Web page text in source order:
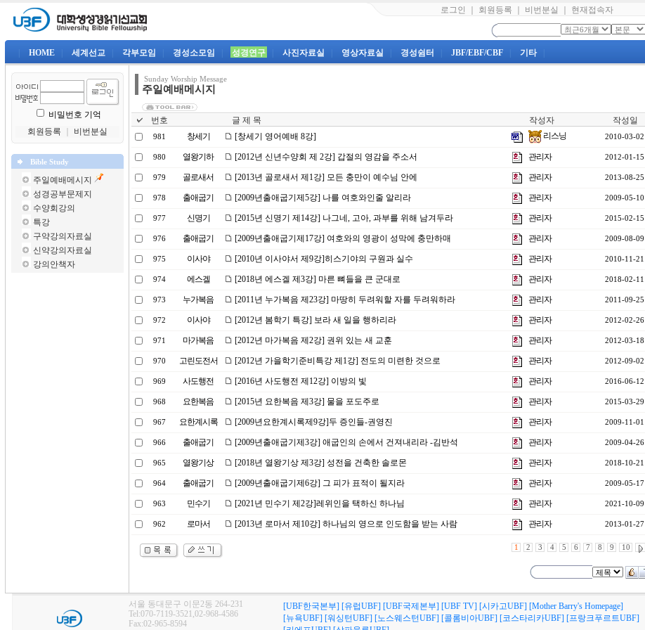
로그인 회원등록 비번분실 현재접속자
HOME 세계선교 각부모임 경성소모임 성경연구 사진자료실 영상자료실 경성쉼터 JBF/EBF/CBF 기타
비밀번호 기억
회원등록
비번분실
Bible Study
주일예배메시지
성경공부문제지
수양회강의
특강
구약강의자료실
신약강의자료실
강의안책자
Sunday Worship Message
주일예배메시지
번호 글 제 목 작성자 작성일
981 창세기 [창세기 영어예배 8강] 리스닝 2010-03-02
980 열왕기하 [2012년 신년수양회 제 2강] 갑절의 영감을 주소서 관리자 2012-01-15
979 골로새서 [2013년 골로새서 제1강] 모든 충만이 예수님 안에 관리자 2013-08-25
978 출애굽기 [2009년출애굽기제5강] 나를 여호와인줄 알리라 관리자 2009-05-10
977 신명기 [2015년 신명기 제14강] 나그네, 고아, 과부를 위해 남겨두라 관리자 2015-02-15
976 출애굽기 [2009년출애굽기제17강] 여호와의 영광이 성막에 충만하매 관리자 2009-08-09
975 이사야 [2010년 이사야서 제9강]히스기야의 구원과 실수 관리자 2010-11-21
974 에스겔 [2018년 에스겔 제3강] 마른 뼈들을 큰 군대로 관리자 2018-02-11
973 누가복음 [2011년 누가복음 제23강] 마땅히 두려워할 자를 두려워하라 관리자 2011-09-25
972 이사야 [2012년 봄학기 특강] 보라 새 일을 행하리라 관리자 2012-02-26
971 마가복음 [2012년 마가복음 제2강] 권위 있는 새 교훈 관리자 2012-03-18
970 고린도전서 [2012년 가을학기준비특강 제1강] 전도의 미련한 것으로 관리자 2012-09-02
969 사도행전 [2016년 사도행전 제12강] 이방의 빛 관리자 2016-06-12
968 요한복음 [2015년 요한복음 제3강] 물을 포도주로 관리자 2015-03-29
967 요한계시록 [2009년요한계시록제9강]두 증인들-권영진 관리자 2009-11-01
966 출애굽기 [2009년출애굽기제3강] 애굽인의 손에서 건져내리라 -김반석 관리자 2009-04-26
965 열왕기상 [2018년 열왕기상 제3강] 성전을 건축한 솔로몬 관리자 2018-10-21
964 출애굽기 [2009년출애굽기제6강] 그 피가 표적이 될지라 관리자 2009-05-17
963 민수기 [2021년 민수기 제2강]레위인을 택하신 하나님 관리자 2021-10-09
962 로마서 [2013년 로마서 제10강] 하나님의 영으로 인도함을 받는 사람 관리자 2013-01-27
1 2 3 4 5 6 7 8 9 10
서울 동대문구 이문2동 264-231
Tel:070-7119-3521,02-968-4586
Fax:02-965-8594
[UBF한국본부] [유럽UBF] [UBF국제본부] [UBF TV] [시카고UBF] [Mother Barry's Homepage]
[뉴욕UBF] [워싱턴UBF] [노스웨스턴UBF] [콜롬비아UBF] [코스타리카UBF] [프랑크푸르트UBF]